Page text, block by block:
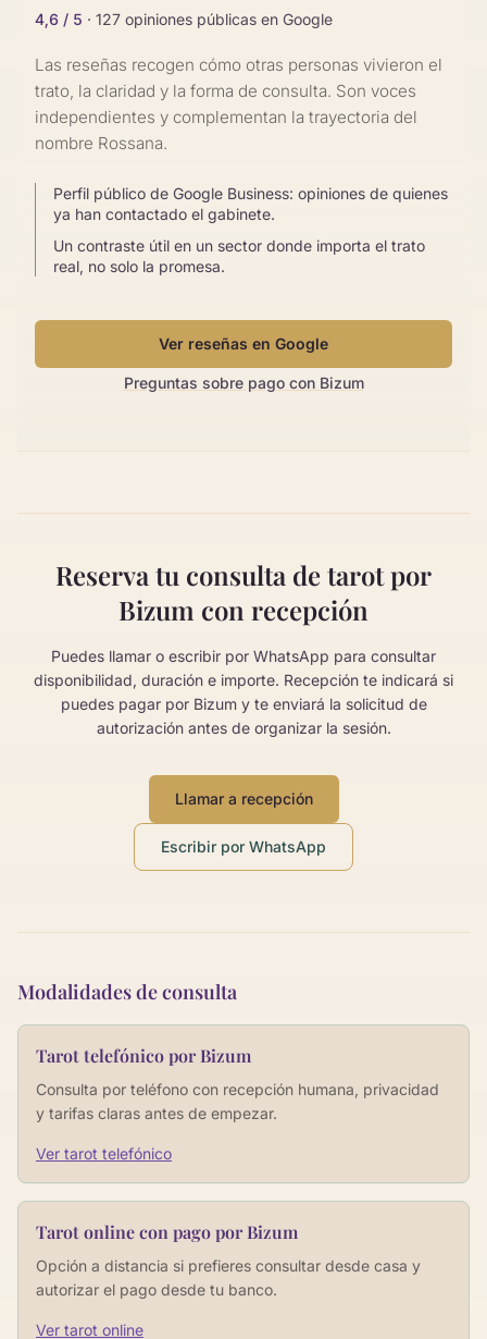
4,6 / 5 · 127 opiniones públicas en Google
Las reseñas recogen cómo otras personas vivieron el
trato, la claridad y la forma de consulta. Son voces
independientes y complementan la trayectoria del
nombre Rossana.
Perfil público de Google Business: opiniones de quienes
ya han contactado el gabinete.
Un contraste útil en un sector donde importa el trato
real, no solo la promesa.
Ver reseñas en Google
Preguntas sobre pago con Bizum
Reserva tu consulta de tarot por
Bizum con recepción
Puedes llamar o escribir por WhatsApp para consultar
disponibilidad, duración e importe. Recepción te indicará si
puedes pagar por Bizum y te enviará la solicitud de
autorización antes de organizar la sesión.
Llamar a recepción
Escribir por WhatsApp
Modalidades, formas de pago y consultas por tema
Modalidades de consulta
Tarot telefónico por Bizum
Consulta por teléfono con recepción humana, privacidad
y tarifas claras antes de empezar.
Ver tarot telefónico
Tarot online con pago por Bizum
Opción a distancia si prefieres consultar desde casa y
autorizar el pago desde tu banco.
Ver tarot online